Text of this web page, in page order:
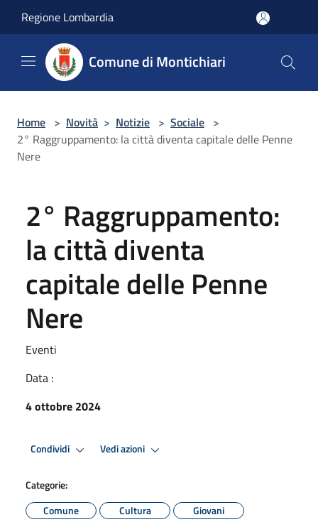
Regione Lombardia
Comune di Montichiari
Home > Novità > Notizie > Sociale >
2° Raggruppamento: la città diventa capitale delle Penne
Nere
2° Raggruppamento:
la città diventa
capitale delle Penne
Nere
Eventi
Data :
4 ottobre 2024
Condividi Vedi azioni
Categorie:
Comune
Cultura
Giovani